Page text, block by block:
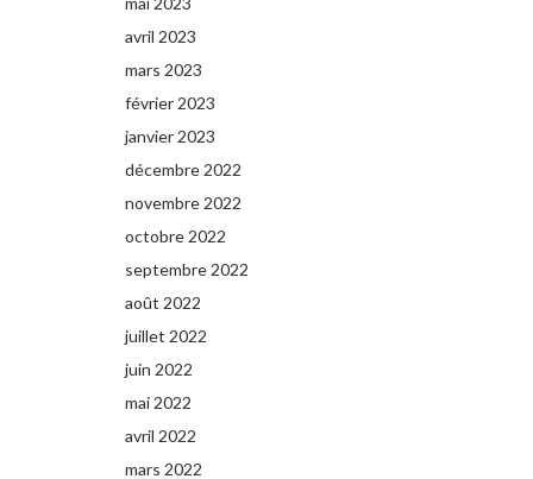
avril 2023
mars 2023
février 2023
janvier 2023
décembre 2022
novembre 2022
octobre 2022
septembre 2022
août 2022
juillet 2022
juin 2022
mai 2022
avril 2022
mars 2022